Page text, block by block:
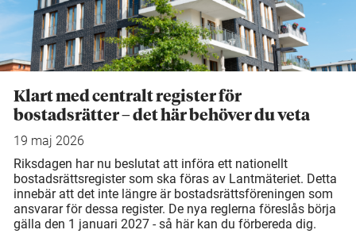
Klart med centralt register för
bostadsrätter – det här behöver du veta
19 maj 2026
Riksdagen har nu beslutat att införa ett nationellt
bostadsrättsregister som ska föras av Lantmäteriet. Detta
innebär att det inte längre är bostadsrättsföreningen som
ansvarar för dessa register. De nya reglerna föreslås börja
gälla den 1 januari 2027 - så här kan du förbereda dig.